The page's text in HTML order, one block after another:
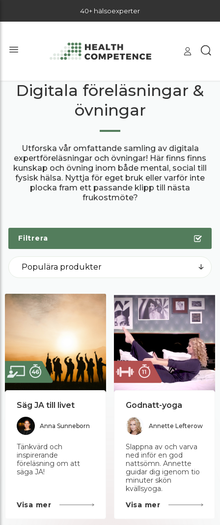
40+ hälsoexperter
Digitala föreläsningar &
övningar
Utforska vår omfattande samling av digitala
expertföreläsningar och övningar! Här finns finns
kunskap och övning inom både mental, social till
fysisk hälsa. Nyttja för eget bruk eller varför inte
plocka fram ett passande klipp till nästa
frukostmöte?
Filtrera
Säg JA till livet
Anna Sunneborn
Tänkvärd och
inspirerande
föreläsning om att
säga JA!
Visa mer
Godnatt-yoga
Annette Lefterow
Slappna av och varva
ned inför en god
nattsömn. Annette
guidar dig igenom tio
minuter skön
kvällsyoga.
Visa mer